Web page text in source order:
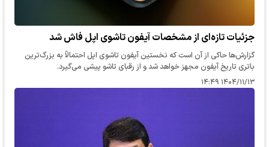
جزئیات تازه‌ای از مشخصات آیفون تاشوی اپل فاش شد
گزارش‌ها حاکی از آن است که نخستین آیفون تاشوی اپل احتمالاً به بزرگ‌ترین
باتری تاریخ آیفون مجهز خواهد شد و از رقبای تاشو پیشی می‌گیرد.
۱۴۰۴/۱۱/۱۳ ۱۴:۴۹